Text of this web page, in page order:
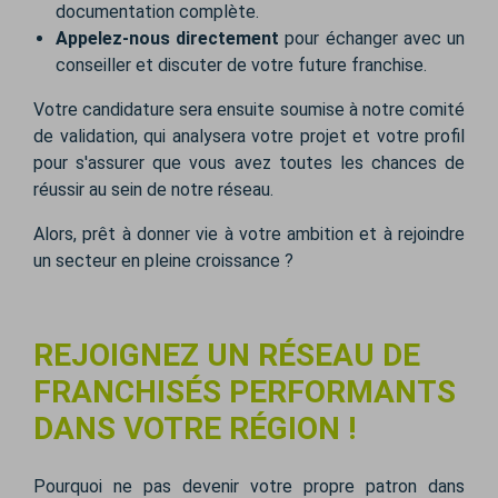
documentation complète.
Appelez-nous directement pour échanger avec un
conseiller et discuter de votre future franchise.
Votre candidature sera ensuite soumise à notre comité
de validation, qui analysera votre projet et votre profil
pour s'assurer que vous avez toutes les chances de
réussir au sein de notre réseau.
Alors, prêt à donner vie à votre ambition et à rejoindre
un secteur en pleine croissance ?
REJOIGNEZ UN RÉSEAU DE
FRANCHISÉS PERFORMANTS
DANS VOTRE RÉGION !
Pourquoi ne pas devenir votre propre patron dans